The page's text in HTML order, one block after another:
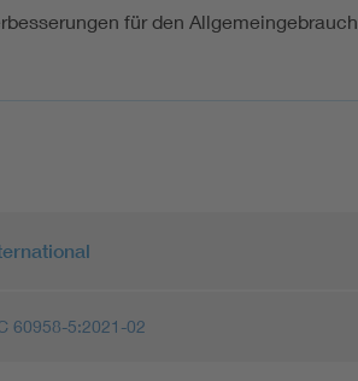
für den Allgemeingebrauch
60958-5:2021-02